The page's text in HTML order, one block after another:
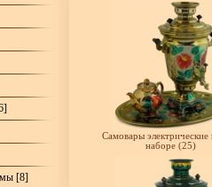
[8]
Самовары электрические
наборе (25)